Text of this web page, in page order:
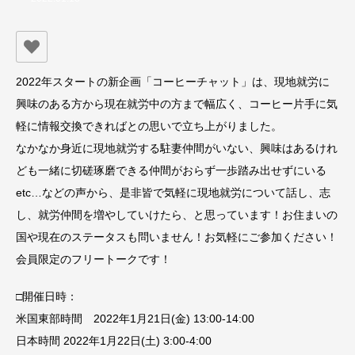
2022年スタートの新企画「コーヒーチャット」は、現地就労に
興味のある方から現在就労中の方まで幅広く、コーヒー片手に気
軽に情報交換できればとの思いで立ち上がりました。
なかなか身近に現地就労する駐妻仲間がいない、興味はあるけれ
ども一緒に切磋琢磨できる仲間がおらず一歩踏み出せずにいる
etc…などの声から、是非皆で気軽に現地就労について話し、志
し、就労仲間を増やしていけたら、と思っています！お住まいの
国や現在のステータスも問いません！お気軽にご参加ください！
会員限定のフリートークです！
□開催日時：
米国東部時間 2022年1月21日(金) 13:00-14:00
日本時間 2022年1月22日(土) 3:00-4:00